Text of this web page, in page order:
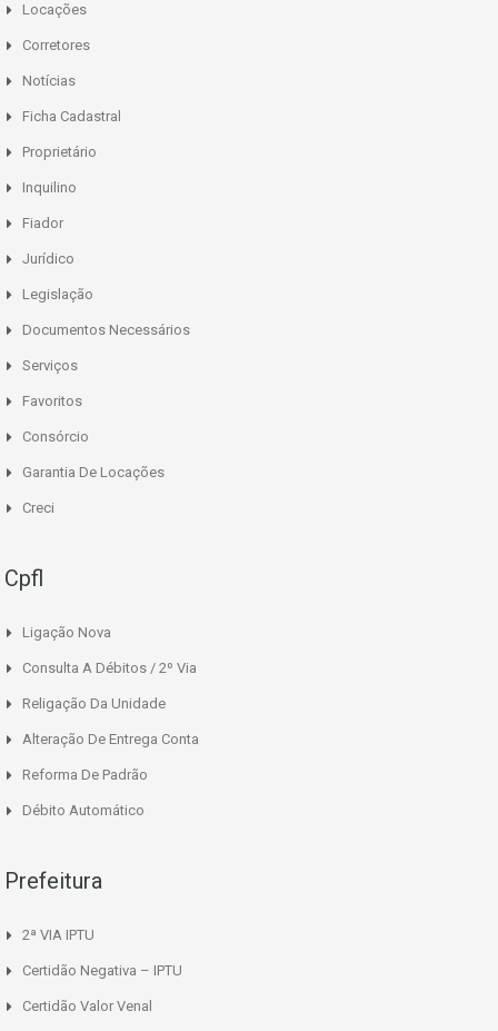
Locações
Corretores
Notícias
Ficha Cadastral
Proprietário
Inquilino
Fiador
Jurídico
Legislação
Documentos Necessários
Serviços
Favoritos
Consórcio
Garantia De Locações
Creci
Cpfl
Ligação Nova
Consulta A Débitos / 2º Via
Religação Da Unidade
Alteração De Entrega Conta
Reforma De Padrão
Débito Automático
Prefeitura
2ª VIA IPTU
Certidão Negativa – IPTU
Certidão Valor Venal